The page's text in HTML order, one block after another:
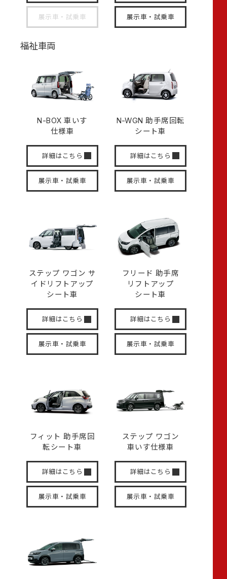
展示車・試乗車 展示車・試乗車
福祉車両
N-BOX車いす
仕様車
詳細はこちら
展示車・試乗車
N-WGN 助手席回転
シート車
詳細はこちら
展示車・試乗車
ステップ ワゴン サ
イド リフトアップ
シート車
詳細はこちら
展示車・試乗車
フリード 助手席
リフトアップ
シート車
詳細はこちら
展示車・試乗車
フィット 助手席回
転シート車
詳細はこちら
展示車・試乗車
ステップ ワゴン
車いす仕様車
詳細はこちら
展示車・試乗車